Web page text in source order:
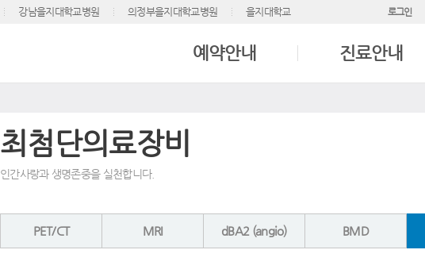
강남을지대학교병원 의정부을지대학교병원 을지대학교 로그인
예약안내 진료안내
최첨단의료장비
인간사랑과 생명존중을 실천합니다.
PET/CT MRI dBA2 (angio) BMD